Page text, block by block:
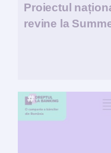
Proiectul
revine la